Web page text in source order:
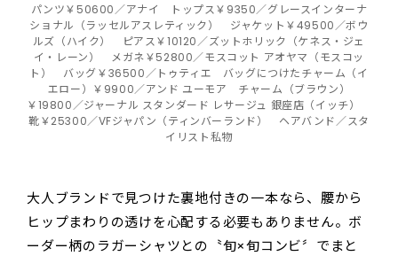
パンツ￥50600／アナイ トップス￥9350／グレースインターナ
ショナル（ラッセルアスレティック） ジャケット￥49500／ボウ
ルズ（ハイク） ピアス￥10120／ズットホリック（ケネス・ジェ
イ・レーン） メガネ￥52800／モスコット アオヤマ（モスコッ
ト） バッグ￥36500／トゥティエ バッグにつけたチャーム（イ
エロー）￥9900／アンド ユーモア チャーム（ブラウン）
￥19800／ジャーナル スタンダード レサージュ 銀座店（イッチ）
靴￥25300／VFジャパン（ティンバーランド） ヘアバンド／スタ
イリスト私物
大人ブランドで見つけた裏地付きの一本なら、腰から
ヒップまわりの透けを心配する必要もありません。ボ
ーダー柄のラガーシャツとの〝旬×旬コンビ〞でまと